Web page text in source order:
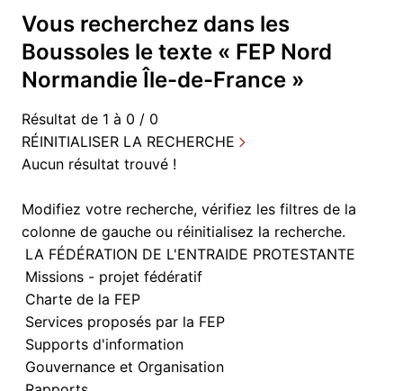
Vous recherchez dans les
Boussoles le texte « FEP Nord
Normandie Île-de-France »
Résultat de 1 à 0 / 0
RÉINITIALISER LA RECHERCHE
Aucun résultat trouvé !
Modifiez votre recherche, vérifiez les filtres de la
colonne de gauche ou réinitialisez la recherche.
LA FÉDÉRATION DE L'ENTRAIDE PROTESTANTE
Missions - projet fédératif
Charte de la FEP
Services proposés par la FEP
Supports d'information
Gouvernance et Organisation